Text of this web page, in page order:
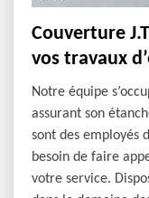
Couverture
vos travaux
Notre équipe
assurant son
sont des employés
besoin de faire
votre service.